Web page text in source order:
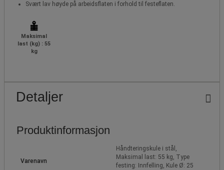
Svært lav høyde på arbeidsflaten i forhold til festeflaten.
Maksimal
last (kg) : 55
kg
Detaljer
Produktinformasjon
Varenavn
Håndteringskule i stål,
Maksimal last: 55 kg, Type
festing: Innfelling, Kule Ø: 25